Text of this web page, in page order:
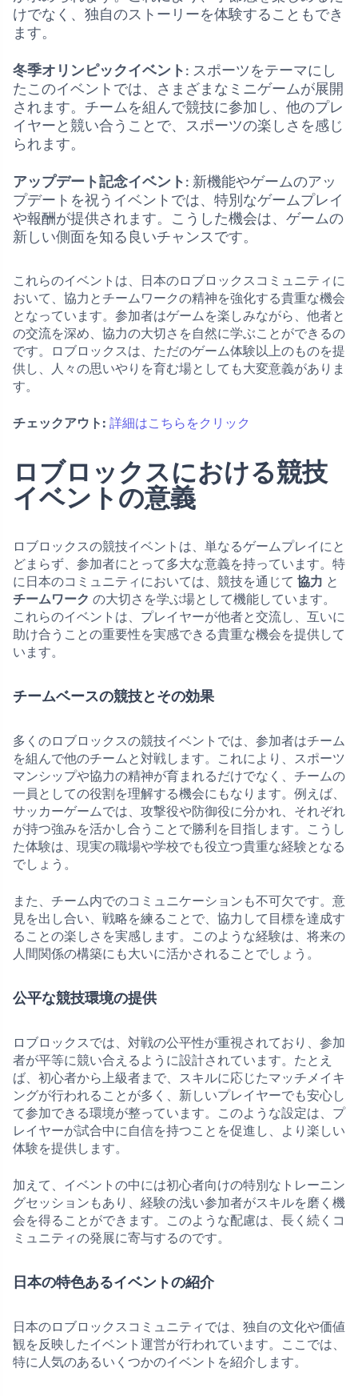
けでなく、独自のストーリーを体験することもでき
ます。
冬季オリンピックイベント: スポーツをテーマにし
たこのイベントでは、さまざまなミニゲームが展開
されます。チームを組んで競技に参加し、他のプレ
イヤーと競い合うことで、スポーツの楽しさを感じ
られます。
アップデート記念イベント: 新機能やゲームのアッ
プデートを祝うイベントでは、特別なゲームプレイ
や報酬が提供されます。こうした機会は、ゲームの
新しい側面を知る良いチャンスです。
これらのイベントは、日本のロブロックスコミュニティに
おいて、協力とチームワークの精神を強化する貴重な機会
となっています。参加者はゲームを楽しみながら、他者と
の交流を深め、協力の大切さを自然に学ぶことができるの
です。ロブロックスは、ただのゲーム体験以上のものを提
供し、人々の思いやりを育む場としても大変意義がありま
す。
チェックアウト: 詳細はこちらをクリック
ロブロックスにおける競技
イベントの意義
ロブロックスの競技イベントは、単なるゲームプレイにと
どまらず、参加者にとって多大な意義を持っています。特
に日本のコミュニティにおいては、競技を通じて 協力 と
チームワーク の大切さを学ぶ場として機能しています。
これらのイベントは、プレイヤーが他者と交流し、互いに
助け合うことの重要性を実感できる貴重な機会を提供して
います。
チームベースの競技とその効果
多くのロブロックスの競技イベントでは、参加者はチーム
を組んで他のチームと対戦します。これにより、スポーツ
マンシップや協力の精神が育まれるだけでなく、チームの
一員としての役割を理解する機会にもなります。例えば、
サッカーゲームでは、攻撃役や防御役に分かれ、それぞれ
が持つ強みを活かし合うことで勝利を目指します。こうし
た体験は、現実の職場や学校でも役立つ貴重な経験となる
でしょう。
また、チーム内でのコミュニケーションも不可欠です。意
見を出し合い、戦略を練ることで、協力して目標を達成す
ることの楽しさを実感します。このような経験は、将来の
人間関係の構築にも大いに活かされることでしょう。
公平な競技環境の提供
ロブロックスでは、対戦の公平性が重視されており、参加
者が平等に競い合えるように設計されています。たとえ
ば、初心者から上級者まで、スキルに応じたマッチメイキ
ングが行われることが多く、新しいプレイヤーでも安心し
て参加できる環境が整っています。このような設定は、プ
レイヤーが試合中に自信を持つことを促進し、より楽しい
体験を提供します。
加えて、イベントの中には初心者向けの特別なトレーニン
グセッションもあり、経験の浅い参加者がスキルを磨く機
会を得ることができます。このような配慮は、長く続くコ
ミュニティの発展に寄与するのです。
日本の特色あるイベントの紹介
日本のロブロックスコミュニティでは、独自の文化や価値
観を反映したイベント運営が行われています。ここでは、
特に人気のあるいくつかのイベントを紹介します。